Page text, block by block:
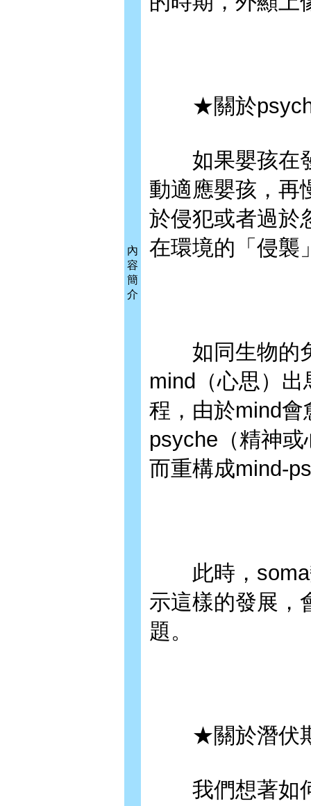
內
容
簡
介
★關於
如果嬰孩在發
動適應嬰孩，再
於侵犯或者過於
在環境的「侵襲
如同生物的免
mind（心思）
程，由於mind
psyche（精神
而重構成mind-
此時，soma
示這樣的發展，
題。
★關於潛伏
我們想著如何